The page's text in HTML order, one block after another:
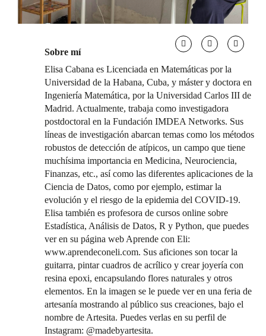
Sobre mí
Elisa Cabana es Licenciada en Matemáticas por la
Universidad de la Habana, Cuba, y máster y doctora en
Ingeniería Matemática, por la Universidad Carlos III de
Madrid. Actualmente, trabaja como investigadora
postdoctoral en la Fundación IMDEA Networks. Sus
líneas de investigación abarcan temas como los métodos
robustos de detección de atípicos, un campo que tiene
muchísima importancia en Medicina, Neurociencia,
Finanzas, etc., así como las diferentes aplicaciones de la
Ciencia de Datos, como por ejemplo, estimar la
evolución y el riesgo de la epidemia del COVID-19.
Elisa también es profesora de cursos online sobre
Estadística, Análisis de Datos, R y Python, que puedes
ver en su página web Aprende con Eli:
www.aprendeconeli.com. Sus aficiones son tocar la
guitarra, pintar cuadros de acrílico y crear joyería con
resina epoxi, encapsulando flores naturales y otros
elementos. En la imagen se le puede ver en una feria de
artesanía mostrando al público sus creaciones, bajo el
nombre de Artesita. Puedes verlas en su perfil de
Instagram: @madebyartesita.